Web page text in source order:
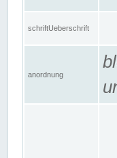
schriftUeberschrift
anordnung